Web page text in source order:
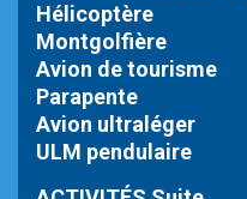
Hélicoptère
Montgolfière
Avion de tourisme
Parapente
Avion ultraléger
ULM pendulaire